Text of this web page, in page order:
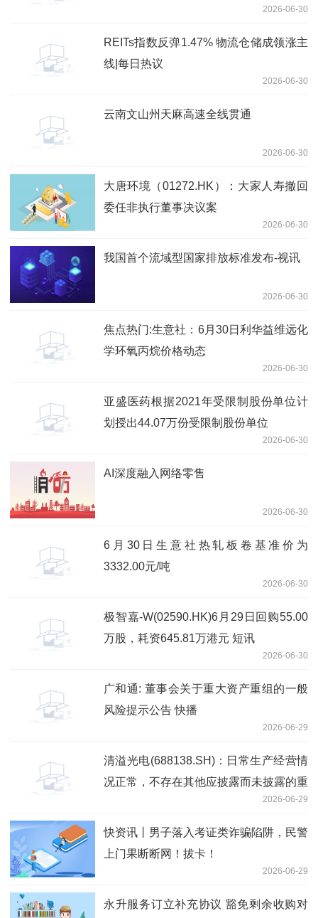
2026-06-30
REITs指数反弹1.47% 物流仓储成领涨主
线|每日热议
2026-06-30
云南文山州天麻高速全线贯通
2026-06-30
大唐环境（01272.HK）：大家人寿撤回
委任非执行董事决议案
2026-06-30
我国首个流域型国家排放标准发布-视讯
2026-06-30
焦点热门:生意社：6月30日利华益维远化
学环氧丙烷价格动态
2026-06-30
亚盛医药根据2021年受限制股份单位计
划授出44.07万份受限制股份单位
2026-06-30
AI深度融入网络零售
2026-06-30
6月30日生意社热轧板卷基准价为
3332.00元/吨
2026-06-30
极智嘉-W(02590.HK)6月29日回购55.00
万股，耗资645.81万港元 短讯
2026-06-30
广和通: 董事会关于重大资产重组的一般
风险提示公告 快播
2026-06-29
清溢光电(688138.SH)：日常生产经营情
况正常，不存在其他应披露而未披露的重
2026-06-29
快资讯丨男子落入考证类诈骗陷阱，民警
上门果断断网！拔卡！
2026-06-29
永升服务订立补充协议 豁免剩余收购对